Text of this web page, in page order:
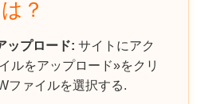
は？
ップロード: サイトにアク
ルをアップロード»をクリ
ファイルを選択する.